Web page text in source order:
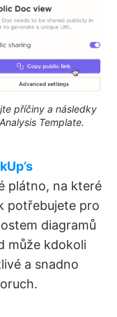
příčiny a následky
Template.
plátno, na které
potřebujete pro
diagramů
může kdokoli
a snadno